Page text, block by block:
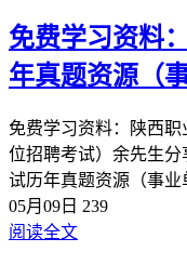
免费学习资料
年真题资源（
免费学习资料：陕西
位招聘考试）余先生
试历年真题资源（事
05月09日 239
阅读全文